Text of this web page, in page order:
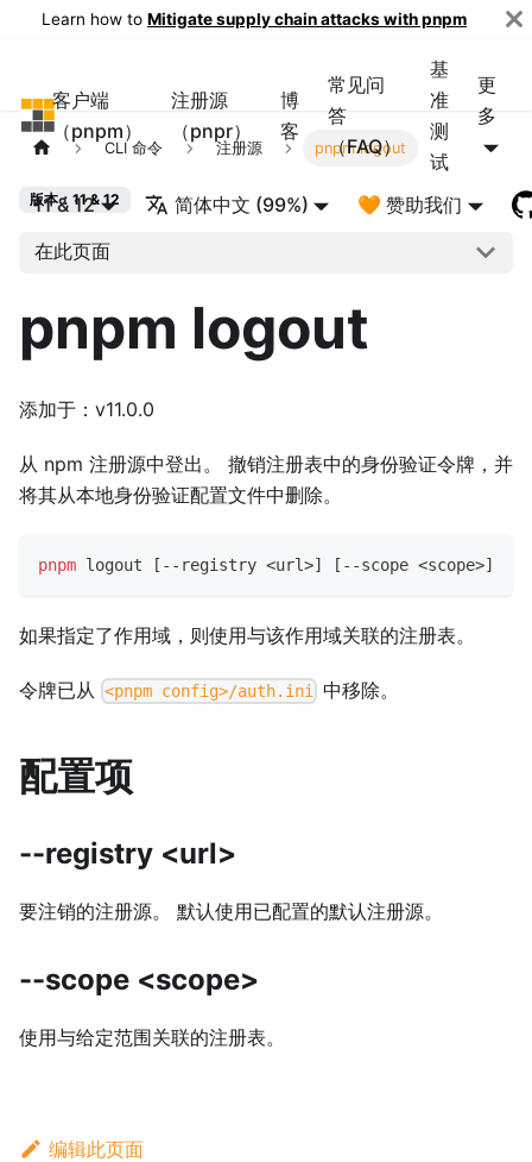
Learn how to Mitigate supply chain attacks with pnpm
pnpm
客户端
（pnpm）
注册源
（pnpr）
博
客
常见问
答
（FAQ）
基
准
测
试
更
多
11 & 12 简体中文 (99%) 🧡 赞助我们
CLI 命令 注册源 pnpm logout
版本：11 & 12
在此页面
pnpm logout
添加于：v11.0.0
从 npm 注册源中登出。 撤销注册表中的身份验证令牌，并
将其从本地身份验证配置文件中删除。
pnpm logout [ --registry <url>] [ --scope <scope>]
如果指定了作用域，则使用与该作用域关联的注册表。
令牌已从 <pnpm config>/auth.ini 中移除。
配置项
--registry <url>
要注销的注册源。 默认使用已配置的默认注册源。
--scope <scope>
使用与给定范围关联的注册表。
编辑此页面